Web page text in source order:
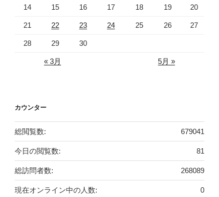
14 15 16 17 18 19 20
21 22 23 24 25 26 27
28 29 30
« 3月 5月 »
カウンター
679041
総閲覧数:
81
今日の閲覧数:
268089
総訪問者数:
0
現在オンライン中の人数: